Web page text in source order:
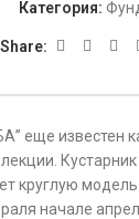
Категория:
Share:
еще известен
круглую
начале